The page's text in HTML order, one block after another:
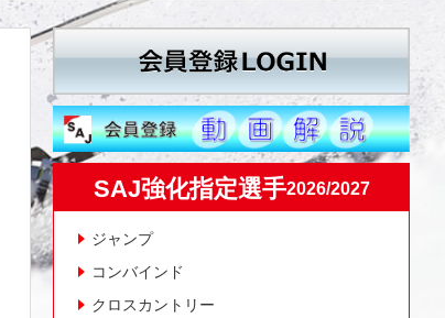
SAJ強化指定選手2026/2027
ジャンプ
コンバインド
クロスカントリー